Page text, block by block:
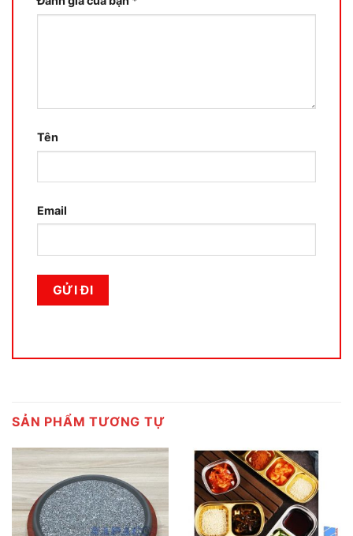
Tên
Email
SẢN PHẨM TƯƠNG TỰ